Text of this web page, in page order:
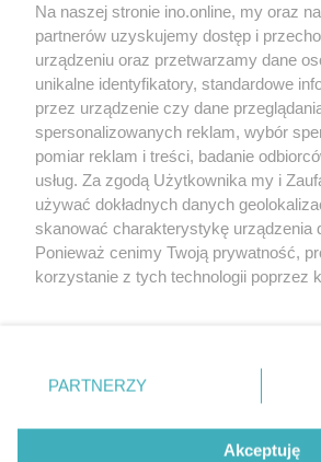
Na naszej stronie ino.online, my oraz
partnerów uzyskujemy dostęp i
urządzeniu oraz przetwarzamy dane
unikalne identyfikatory, standardowe
przez urządzenie czy dane
spersonalizowanych reklam, wybór
pomiar reklam i treści, badanie
usług. Za zgodą Użytkownika my i
używać dokładnych danych
skanować charakterystykę urządzenia
Ponieważ cenimy Twoją prywatność,
korzystanie z tych technologii poprzez
nie wymagają zgody użytkownika, ale
się takiemu przetwarzaniu. Preferencje
PARTNERZY
Akceptuję